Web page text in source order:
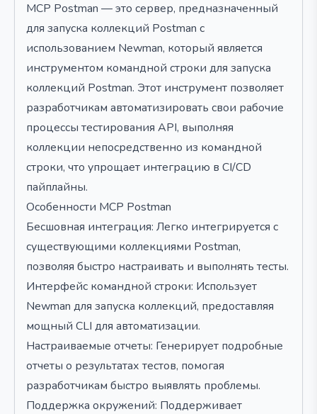
MCP Postman — это сервер, предназначенный
для запуска коллекций Postman с
использованием Newman, который является
инструментом командной строки для запуска
коллекций Postman. Этот инструмент позволяет
разработчикам автоматизировать свои рабочие
процессы тестирования API, выполняя
коллекции непосредственно из командной
строки, что упрощает интеграцию в CI/CD
пайплайны.
Особенности MCP Postman
Бесшовная интеграция: Легко интегрируется с
существующими коллекциями Postman,
позволяя быстро настраивать и выполнять тесты.
Интерфейс командной строки: Использует
Newman для запуска коллекций, предоставляя
мощный CLI для автоматизации.
Настраиваемые отчеты: Генерирует подробные
отчеты о результатах тестов, помогая
разработчикам быстро выявлять проблемы.
Поддержка окружений: Поддерживает